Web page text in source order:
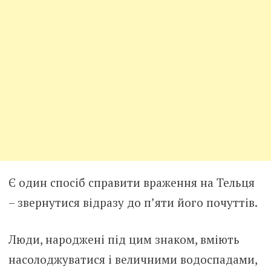
Є один спосіб справити враження на Тельця
– звернутися відразу до п’яти його почуттів.
Люди, народжені під цим знаком, вміють
насолоджуватися і величними водоспадами,